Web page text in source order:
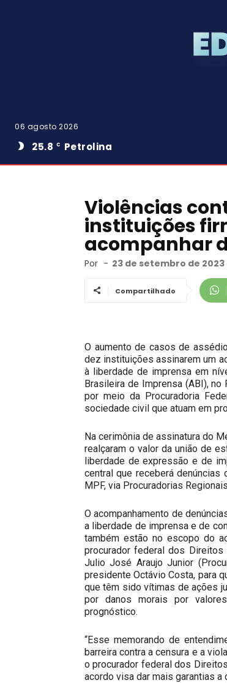
06 agosto 2026
25.8 C Petrolina
Violências
instituições
acompanhar
Por - 23 de setembro de 2023
Compartilhado
O aumento de casos de
dez instituições assinarem um
à liberdade de imprensa em
Brasileira de Imprensa (ABI),
por meio da Procuradoria
sociedade civil que atuam em
Na cerimônia de assinatura do
realçaram o valor da união de
liberdade de expressão e de
central que receberá
MPF, via Procuradorias
O acompanhamento de
a liberdade de imprensa e de
também estão no escopo do
procurador federal dos Direitos
Julio José Araujo Junior
presidente Octávio Costa, para
que têm sido vítimas de ações
por danos morais por
prognóstico.
“Esse memorando de
barreira contra a censura e a
o procurador federal dos
acordo visa dar mais garantias a